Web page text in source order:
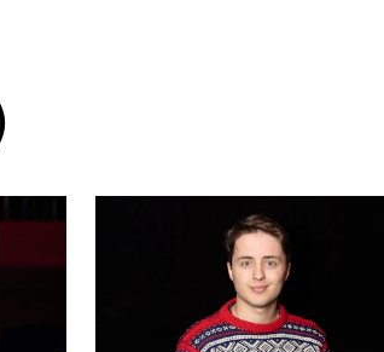
Arrangementer
Gjennomføre
Markedsføring,